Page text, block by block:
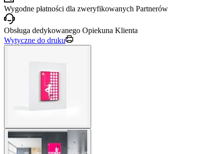
Wygodne płatności dla zweryfikowanych Partnerów
Obsługa dedykowanego Opiekuna Klienta
Wytyczne do druku